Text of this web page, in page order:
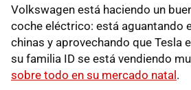
Volkswagen está haciendo un
coche eléctrico: está aguantando
chinas y aprovechando que Tesla
su familia ID se está vendiendo
sobre todo en su mercado natal .